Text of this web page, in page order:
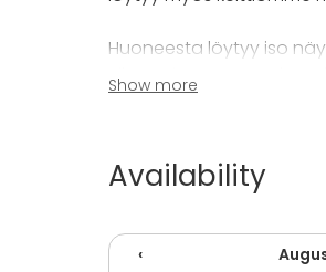
Huoneesta löytyy iso
Tilan seinät ovat
varmistamiseksi.
Show more
Availability
‹